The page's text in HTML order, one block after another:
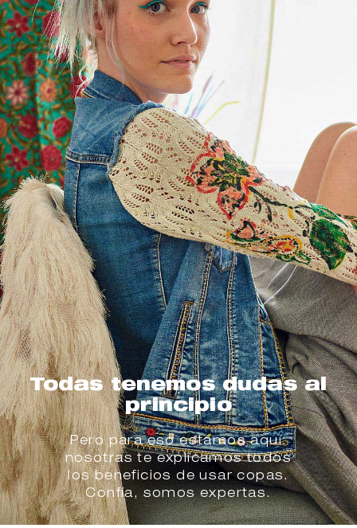
Todas tenemos dudas al
principio
Pero para eso estamos aquí:
nosotras te explicamos todos
los beneficios de usar copas.
Confía, somos expertas.